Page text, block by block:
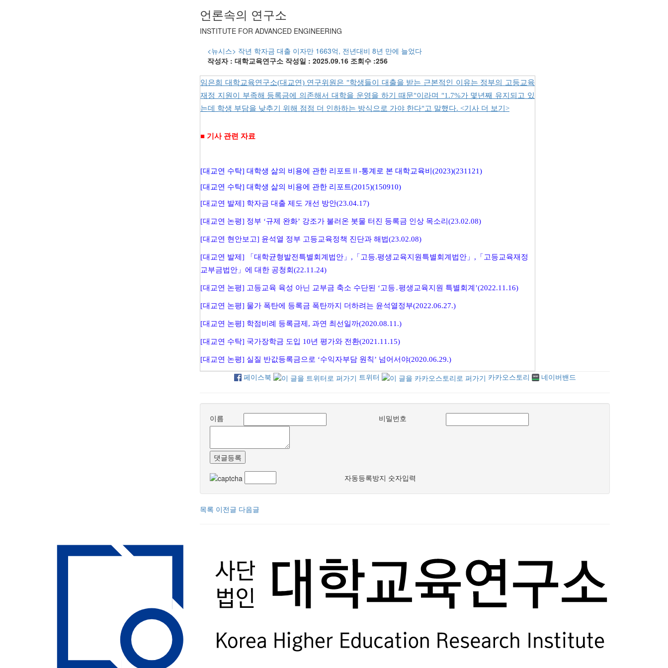
언론속의 연구소
INSTITUTE FOR ADVANCED ENGINEERING
<뉴시스> 작년 학자금 대출 이자만 1663억, 전년대비 8년 만에 늘었다
작성자 : 대학교육연구소 작성일 : 2025.09.16 조회수 :256
임은희 대학교육연구소(대교연) 연구위원은 "학생들이 대출을 받는 근본적인 이유는 정부의 고등교육
재정 지원이 부족해 등록금에 의존해서 대학을 운영을 하기 때문"이라며 "1.7%가 몇년째 유지되고 있
는데 학생 부담을 낮추기 위해 점점 더 인하하는 방식으로 가야 한다"고 말했다. <기사 더 보기>
■ 기사 관련 자료
[대교연 수탁] 대학생 삶의 비용에 관한 리포트Ⅱ-통계로 본 대학교육비(2023)(231121)
[대교연 수탁] 대학생 삶의 비용에 관한 리포트(2015)(150910)
[대교연 발제] 학자금 대출 제도 개선 방안(23.04.17)
[대교연 논평] 정부 ‘규제 완화’ 강조가 불러온 봇물 터진 등록금 인상 목소리(23.02.08)
[대교연 현안보고] 윤석열 정부 고등교육정책 진단과 해법(23.02.08)
[대교연 발제] 「대학균형발전특별회계법안」,「고등.평생교육지원특별회계법안」,「고등교육재정
교부금법안」에 대한 공청회(22.11.24)
[대교연 논평] 고등교육 육성 아닌 교부금 축소 수단된 ‘고등․평생교육지원 특별회계’(2022.11.16)
[대교연 논평] 물가 폭탄에 등록금 폭탄까지 더하려는 윤석열정부(2022.06.27.)
[대교연 논평] 학점비례 등록금제, 과연 최선일까(2020.08.11.)
[대교연 수탁] 국가장학금 도입 10년 평가와 전환(2021.11.15)
[대교연 논평] 실질 반값등록금으로 ‘수익자부담 원칙’ 넘어서야(2020.06.29.)
페이스북 트위터 카카오스토리 네이버밴드
이름 비밀번호
댓글등록
자동등록방지 숫자입력
목록 이전글 다음글